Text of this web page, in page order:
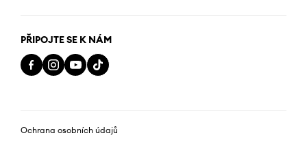
PŘIPOJTE SE K NÁM
Ochrana osobních údajů